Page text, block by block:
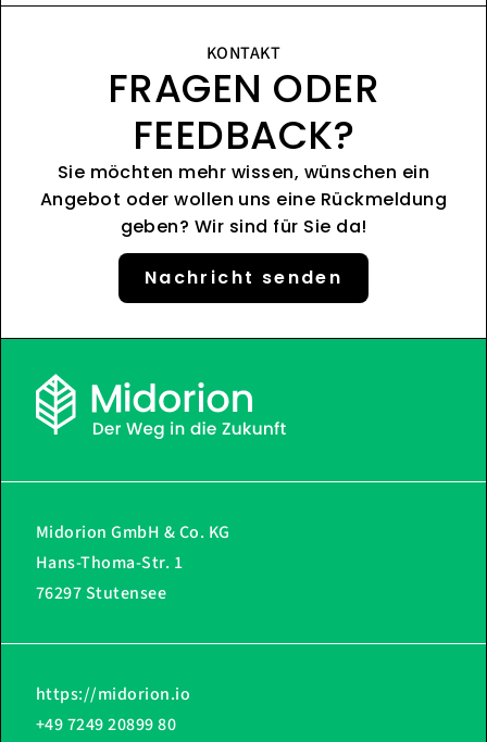
KONTAKT
FRAGEN ODER
FEEDBACK?
Sie möchten mehr wissen, wünschen ein
Angebot oder wollen uns eine Rückmeldung
geben? Wir sind für Sie da!
Nachricht senden
Midorion GmbH & Co. KG
Hans-Thoma-Str. 1
76297 Stutensee
https://midorion.io
+49 7249 20899 80